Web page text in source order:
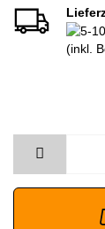
(inkl.